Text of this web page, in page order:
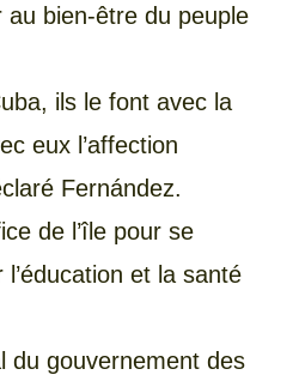
bien-être du peuple
ils le font avec la
eux l’affection
Fernández.
de l’île pour se
et la santé
du gouvernement des